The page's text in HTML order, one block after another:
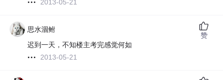
2013-05-21
思水涸鲋
迟到一天，不知楼主考完感觉何如
2013-05-21
赞